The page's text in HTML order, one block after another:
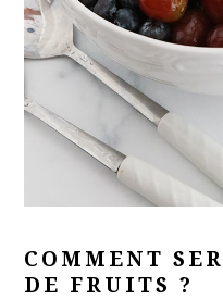
COMMENT
DE FRUITS ?